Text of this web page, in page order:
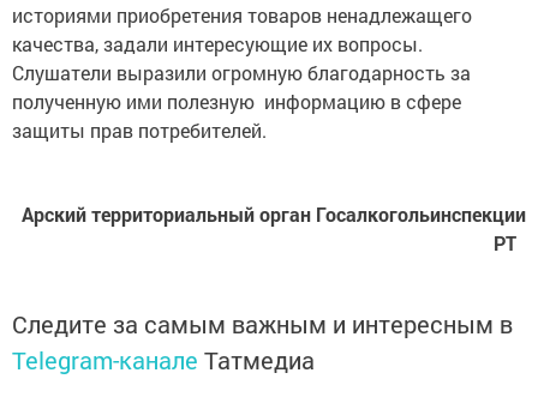
качества, задали интересующие их вопросы.
Слушатели выразили огромную благодарность за
полученную ими полезную информацию в сфере
защиты прав потребителей.
РТ
Telegram-каналеТатмедиа